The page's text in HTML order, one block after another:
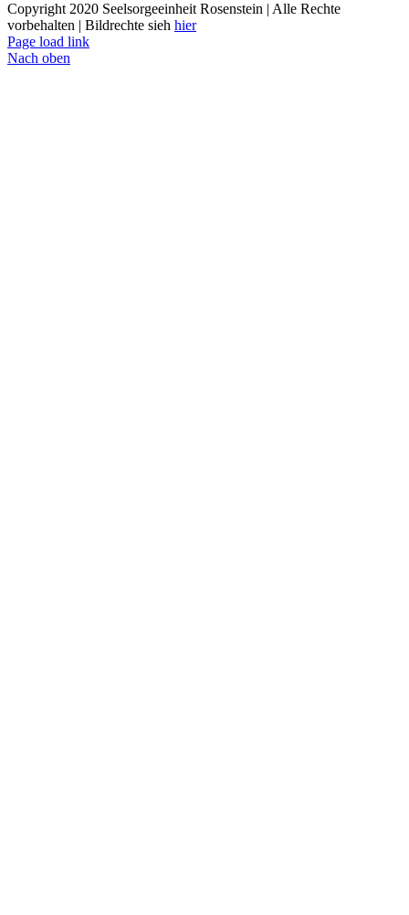
Copyright 2020 Seelsorgeeinheit Rosenstein | Alle Rechte
vorbehalten | Bildrechte sieh hier
Page load link
Nach oben